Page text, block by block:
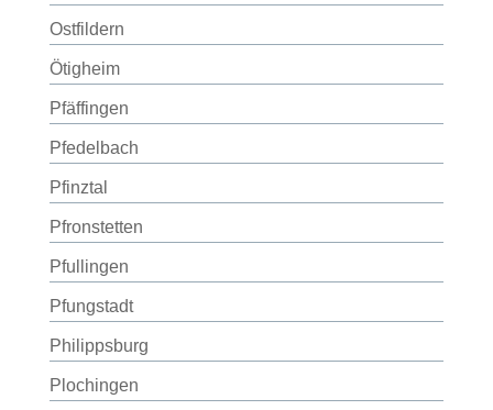
Ostfildern
Ötigheim
Pfäffingen
Pfedelbach
Pfinztal
Pfronstetten
Pfullingen
Pfungstadt
Philippsburg
Plochingen